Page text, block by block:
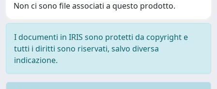
Non ci sono file associati a questo prodotto.
I documenti in IRIS sono protetti da copyright e
tutti i diritti sono riservati, salvo diversa
indicazione.